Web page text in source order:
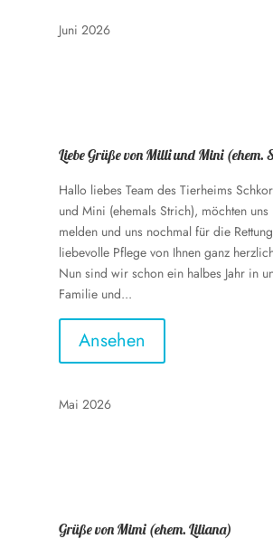
Juni 2026
Liebe Grüße von Milli und Mini (ehem.
Hallo liebes Team des Tierheims
und Mini (ehemals Strich), möchten uns
melden und uns nochmal für die
liebevolle Pflege von Ihnen ganz
Nun sind wir schon ein halbes Jahr in
Familie und...
Ansehen
Mai 2026
Grüße von Mimi (ehem. Liliana)